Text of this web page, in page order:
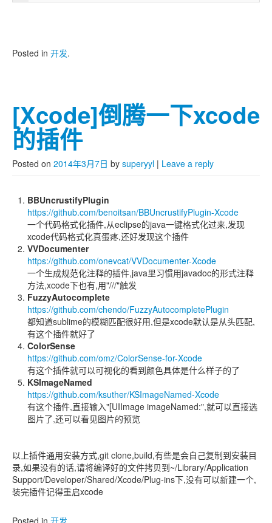
Posted in 开发.
[Xcode]倒腾一下xcode
的插件
Posted on 2014年3月7日 by superyyl | Leave a reply
BBUncrustifyPlugin
https://github.com/benoitsan/BBUncrustifyPlugin-Xcode
一个代码格式化插件,从eclipse的java一键格式化过来,发现
xcode代码格式化真蛋疼,还好发现这个插件
VVDocumenter
https://github.com/onevcat/VVDocumenter-Xcode
一个生成规范化注释的插件,java里习惯用javadoc的形式注释
方法,xcode下也有,用"///"触发
FuzzyAutocomplete
https://github.com/chendo/FuzzyAutocompletePlugin
都知道sublime的模糊匹配很好用,但是xcode默认是从头匹配,
有这个插件就好了
ColorSense
https://github.com/omz/ColorSense-for-Xcode
有这个插件就可以可视化的看到颜色具体是什么样子的了
KSImageNamed
https://github.com/ksuther/KSImageNamed-Xcode
有这个插件,直接输入"[UIImage imageNamed:",就可以直接选
图片了,还可以看见图片的预览
以上插件通用安装方式,git clone,build,有些是会自己复制到安装目
录,如果没有的话,请将编译好的文件拷贝到~/Library/Application
Support/Developer/Shared/Xcode/Plug-ins下,没有可以新建一个,
装完插件记得重启xcode
Posted in 开发